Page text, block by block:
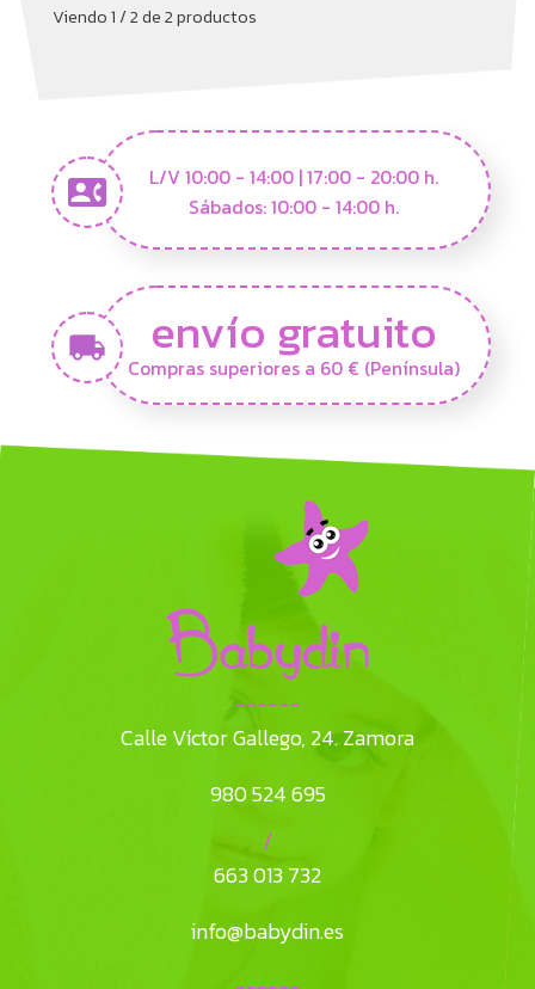
Viendo 1 / 2 de 2 productos
L/V 10:00 - 14:00 | 17:00 - 20:00 h.
Sábados: 10:00 - 14:00 h.
envío gratuito
Compras superiores a 60 € (Península)
Calle Víctor Gallego, 24. Zamora
980 524 695
/
663 013 732
info@babydin.es